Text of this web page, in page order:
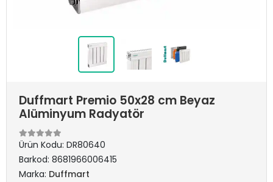
Duffmart Premio 50x28 cm Beyaz
Alüminyum Radyatör
Ürün Kodu: DR80640
Barkod: 8681966006415
Marka: Duffmart